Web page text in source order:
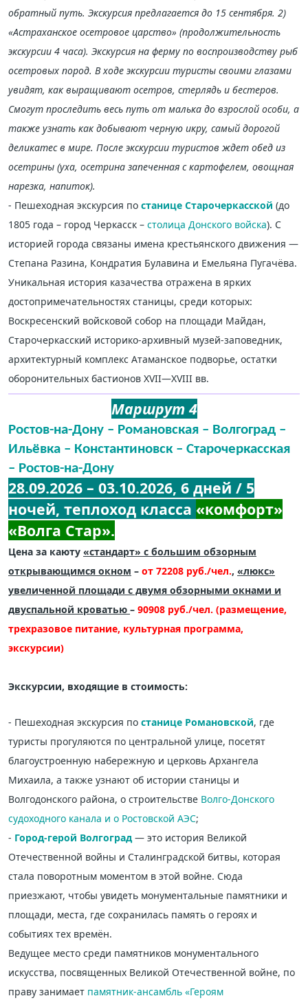
обратный путь. Экскурсия предлагается до 15 сентября. 2)
«Астраханское осетровое царство» (продолжительность
экскурсии 4 часа). Экскурсия на ферму по воспроизводству рыб
осетровых пород. В ходе экскурсии туристы своими глазами
увидят, как выращивают осетров, стерлядь и бестеров.
Смогут проследить весь путь от малька до взрослой особи, а
также узнать как добывают черную икру, самый дорогой
деликатес в мире. После экскурсии туристов ждет обед из
осетрины (уха, осетрина запеченная с картофелем, овощная
нарезка, напиток).
- Пешеходная экскурсия по станице Старочеркасской (до
1805 года – город Черкасск – столица Донского войска). С
историей города связаны имена крестьянского движения —
Степана Разина, Кондратия Булавина и Емельяна Пугачёва.
Уникальная история казачества отражена в ярких
достопримечательностях станицы, среди которых:
Воскресенский войсковой собор на площади Майдан,
Старочеркасский историко-архивный музей-заповедник,
архитектурный комплекс Атаманское подворье, остатки
оборонительных бастионов XVII—XVIII вв.
Маршрут 4
Ростов-на-Дону – Романовская – Волгоград –
Ильёвка – Константиновск – Старочеркасская
– Ростов-на-Дону
28.09.2026 – 03.10.2026, 6 дней / 5
ночей, теплоход класса «комфорт»
«Волга Стар».
Цена за каюту «стандарт» с большим обзорным
открывающимся окном – от 72208 руб./чел., «люкс»
увеличенной площади с двумя обзорными окнами и
двуспальной кроватью – 90908 руб./чел. (размещение,
трехразовое питание, культурная программа,
экскурсии)
Экскурсии, входящие в стоимость:
- Пешеходная экскурсия по станице Романовской, где
туристы прогуляются по центральной улице, посетят
благоустроенную набережную и церковь Архангела
Михаила, а также узнают об истории станицы и
Волгодонского района, о строительстве Волго-Донского
судоходного канала и о Ростовской АЭС;
- Город-герой Волгоград — это история Великой
Отечественной войны и Сталинградской битвы, которая
стала поворотным моментом в этой войне. Сюда
приезжают, чтобы увидеть монументальные памятники и
площади, места, где сохранилась память о героях и
событиях тех времён.
Ведущее место среди памятников монументального
искусства, посвященных Великой Отечественной войне, по
праву занимает памятник-ансамбль «Героям